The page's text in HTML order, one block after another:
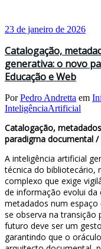
23 de janeiro de 2026
Catalogação,
generativa: o novo
Educação e Web
PorPedro Andretta em
InteligênciaArtificial
Catalogação,
paradigma documental /
A inteligência artificial
técnica do bibliotecário,
complexo que exige
de informação evolui da
metadados num
se observa na transição
futuro deve ser um
garantindo que o